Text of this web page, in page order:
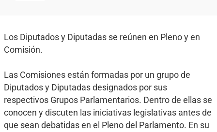
Los Diputados y Diputadas se reúnen en Pleno y en
Comisión.
Las Comisiones están formadas por un grupo de
Diputados y Diputadas designados por sus
respectivos Grupos Parlamentarios. Dentro de ellas se
conocen y discuten las iniciativas legislativas antes de
que sean debatidas en el Pleno del Parlamento. En su